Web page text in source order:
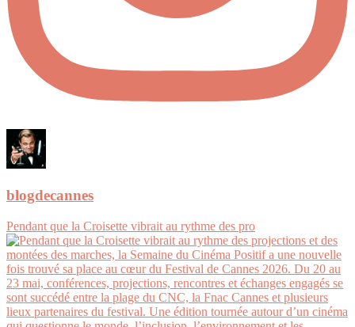
blogdecannes
Pendant que la Croisette vibrait au rythme des pro